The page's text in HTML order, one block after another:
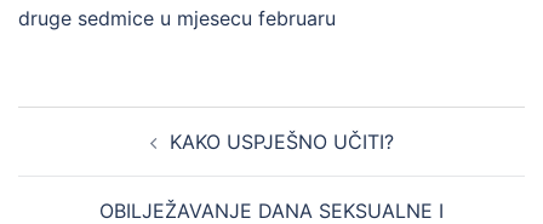
druge sedmice u mjesecu februaru
navigation KAKO USPJEŠNO UČITI?
OBILJEŽAVANJE DANA SEKSUALNE I